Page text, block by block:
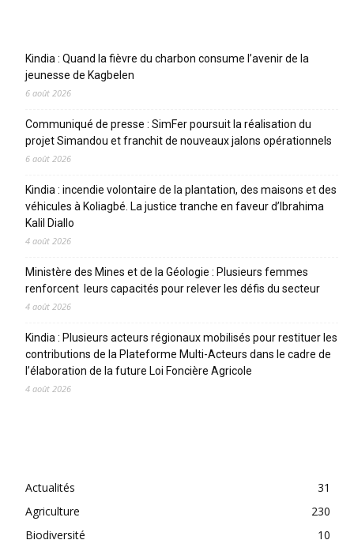
Kindia : Quand la fièvre du charbon consume l’avenir de la
jeunesse de Kagbelen
6 août 2026
Communiqué de presse : SimFer poursuit la réalisation du
projet Simandou et franchit de nouveaux jalons opérationnels
6 août 2026
Kindia : incendie volontaire de la plantation, des maisons et des
véhicules à Koliagbé. La justice tranche en faveur d’Ibrahima
Kalil Diallo
4 août 2026
Ministère des Mines et de la Géologie : Plusieurs femmes
renforcent leurs capacités pour relever les défis du secteur
4 août 2026
Kindia : Plusieurs acteurs régionaux mobilisés pour restituer les
contributions de la Plateforme Multi-Acteurs dans le cadre de
l’élaboration de la future Loi Foncière Agricole
4 août 2026
Actualités
31
Agriculture
230
Biodiversité
10